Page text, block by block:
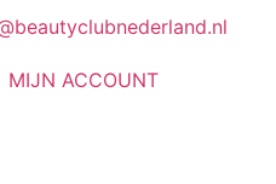
MIJN ACCOUNT